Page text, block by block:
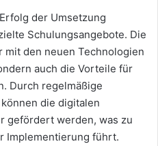
der Umsetzung
Schulungsangebote. Die
den neuen Technologien
auch die Vorteile für
Durch regelmäßige
die digitalen
gefördert werden, was zu
Implementierung führt.